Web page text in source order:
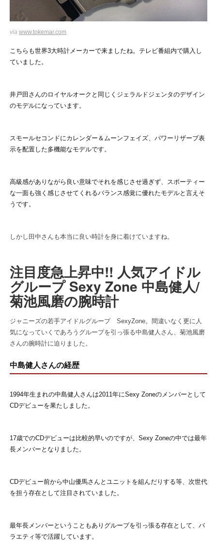
via www.tokemar.com
こちらも世界3大時計メーカーで来ましたね。テレビ番組内で購入し
ていました。
井戸田さんのロイヤルオークと同じくジェラルドジェンタのデザイン
のモデルになっています。
スモールセコンドにカレンダー＆ムーンフェイズ、パワーリザーブ表
示を配置した多機能なモデルです。
高級感がありながら良い意味でそれを感じさせ過ぎず、スポーティー
な一面も強く感じさせてくれるバランス感覚に優れたモデルと言えそ
うです。
しかし田中さんも本当に良い時計を身に着けていますね。
注目度急上昇中!! 人気アイドル
グループ Sexy Zone 中島健人/
菊池風磨の腕時計
ジャニーズの若手アイドルグループ SexyZone。間違いなく更に人
気になっていくであろうグループを引っ張る中島健人さん、菊池風磨
さんの腕時計に迫りました。
中島健人さんの経歴
1994年生まれの中島健人さんは2011年にSexy Zoneのメンバーとして
CDデビューを果たしました。
17歳でのCDデビューは比較的早いのですが、Sexy Zoneの中では最年
長メンバーとなりました。
CDデビュー前から中山優馬さんとユニットを組んだりする等、次世代
を担う存在として注目されていました。
最年長メンバーということもありグループを引っ張る存在として、バ
ラエティ等で活躍しています。